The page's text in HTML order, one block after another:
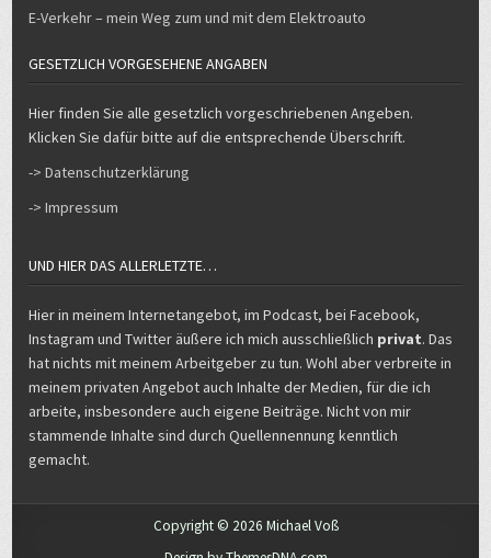
E-Verkehr – mein Weg zum und mit dem Elektroauto
GESETZLICH VORGESEHENE ANGABEN
Hier finden Sie alle gesetzlich vorgeschriebenen Angeben.
Klicken Sie dafür bitte auf die entsprechende Überschrift.
-> Datenschutzerklärung
-> Impressum
UND HIER DAS ALLERLETZTE…
Hier in meinem Internetangebot, im Podcast, bei Facebook,
Instagram und Twitter äußere ich mich ausschließlich privat. Das
hat nichts mit meinem Arbeitgeber zu tun. Wohl aber verbreite in
meinem privaten Angebot auch Inhalte der Medien, für die ich
arbeite, insbesondere auch eigene Beiträge. Nicht von mir
stammende Inhalte sind durch Quellennennung kenntlich
gemacht.
Copyright © 2026 Michael Voß